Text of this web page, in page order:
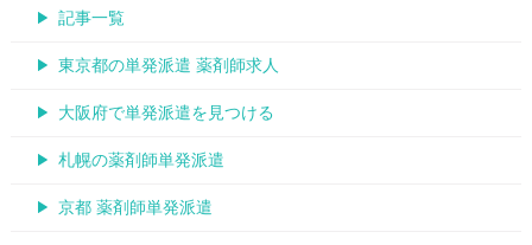
記事一覧
東京都の単発派遣 薬剤師求人
大阪府で単発派遣を見つける
札幌の薬剤師単発派遣
京都 薬剤師単発派遣